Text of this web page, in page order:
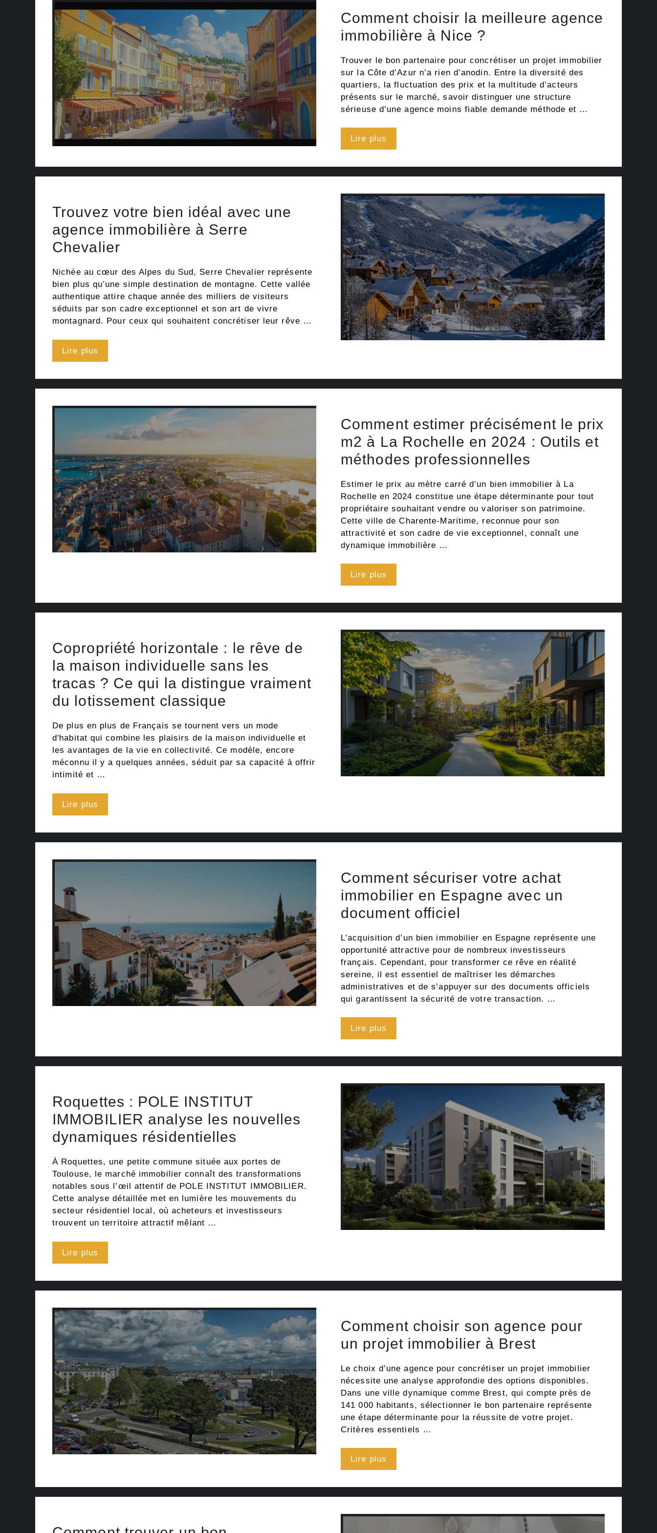
Comment choisir la meilleure agence
immobilière à Nice ?
Trouver le bon partenaire pour concrétiser un projet immobilier
sur la Côte d’Azur n’a rien d’anodin. Entre la diversité des
quartiers, la fluctuation des prix et la multitude d’acteurs
présents sur le marché, savoir distinguer une structure
sérieuse d’une agence moins fiable demande méthode et …
Lire plus
Trouvez votre bien idéal avec une
agence immobilière à Serre
Chevalier
Nichée au cœur des Alpes du Sud, Serre Chevalier représente
bien plus qu’une simple destination de montagne. Cette vallée
authentique attire chaque année des milliers de visiteurs
séduits par son cadre exceptionnel et son art de vivre
montagnard. Pour ceux qui souhaitent concrétiser leur rêve …
Lire plus
Comment estimer précisément le prix
m2 à La Rochelle en 2024 : Outils et
méthodes professionnelles
Estimer le prix au mètre carré d’un bien immobilier à La
Rochelle en 2024 constitue une étape déterminante pour tout
propriétaire souhaitant vendre ou valoriser son patrimoine.
Cette ville de Charente-Maritime, reconnue pour son
attractivité et son cadre de vie exceptionnel, connaît une
dynamique immobilière …
Lire plus
Copropriété horizontale : le rêve de
la maison individuelle sans les
tracas ? Ce qui la distingue vraiment
du lotissement classique
De plus en plus de Français se tournent vers un mode
d'habitat qui combine les plaisirs de la maison individuelle et
les avantages de la vie en collectivité. Ce modèle, encore
méconnu il y a quelques années, séduit par sa capacité à offrir
intimité et …
Lire plus
Comment sécuriser votre achat
immobilier en Espagne avec un
document officiel
L’acquisition d’un bien immobilier en Espagne représente une
opportunité attractive pour de nombreux investisseurs
français. Cependant, pour transformer ce rêve en réalité
sereine, il est essentiel de maîtriser les démarches
administratives et de s’appuyer sur des documents officiels
qui garantissent la sécurité de votre transaction. …
Lire plus
Roquettes : POLE INSTITUT
IMMOBILIER analyse les nouvelles
dynamiques résidentielles
À Roquettes, une petite commune située aux portes de
Toulouse, le marché immobilier connaît des transformations
notables sous l’œil attentif de POLE INSTITUT IMMOBILIER.
Cette analyse détaillée met en lumière les mouvements du
secteur résidentiel local, où acheteurs et investisseurs
trouvent un territoire attractif mêlant …
Lire plus
Comment choisir son agence pour
un projet immobilier à Brest
Le choix d’une agence pour concrétiser un projet immobilier
nécessite une analyse approfondie des options disponibles.
Dans une ville dynamique comme Brest, qui compte près de
141 000 habitants, sélectionner le bon partenaire représente
une étape déterminante pour la réussite de votre projet.
Critères essentiels …
Lire plus